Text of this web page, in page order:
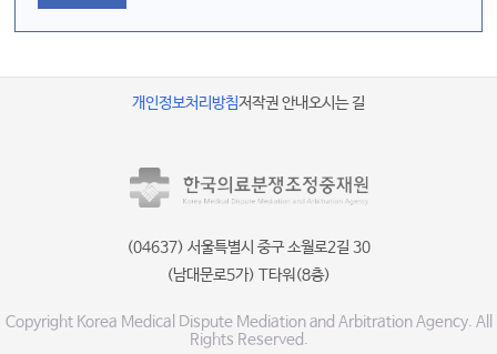
개인정보처리방침저작권 안내오시는 길
(04637) 서울특별시 중구 소월로2길 30
(남대문로5가) T타워(8층)
Copyright Korea Medical Dispute Mediation and Arbitration Agency. All
Rights Reserved.